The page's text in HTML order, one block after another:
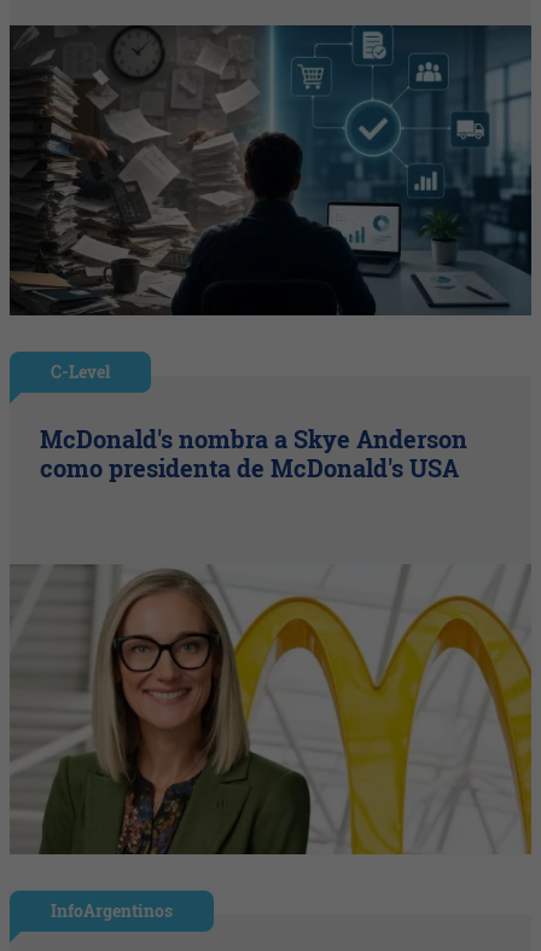
C-Level
McDonald's nombra a Skye Anderson
como presidenta de McDonald's USA
InfoArgentinos